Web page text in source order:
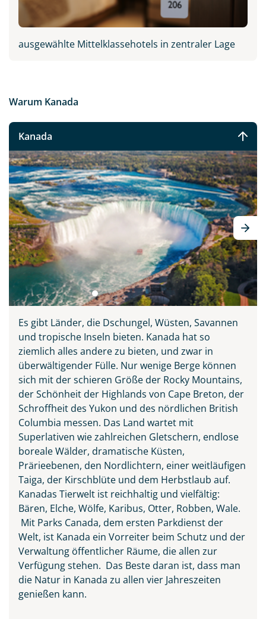
ausgewählte Mittelklassehotels in zentraler Lage
Warum Kanada
Kanada
Es gibt Länder, die Dschungel, Wüsten, Savannen
und tropische Inseln bieten. Kanada hat so
ziemlich alles andere zu bieten, und zwar in
überwältigender Fülle. Nur wenige Berge können
sich mit der schieren Größe der Rocky Mountains,
der Schönheit der Highlands von Cape Breton, der
Schroffheit des Yukon und des nördlichen British
Columbia messen. Das Land wartet mit
Superlativen wie zahlreichen Gletschern, endlose
boreale Wälder, dramatische Küsten,
Prärieebenen, den Nordlichtern, einer weitläufigen
Taiga, der Kirschblüte und dem Herbstlaub auf.
Kanadas Tierwelt ist reichhaltig und vielfältig:
Bären, Elche, Wölfe, Karibus, Otter, Robben, Wale.
Mit Parks Canada, dem ersten Parkdienst der
Welt, ist Kanada ein Vorreiter beim Schutz und der
Verwaltung öffentlicher Räume, die allen zur
Verfügung stehen. Das Beste daran ist, dass man
die Natur in Kanada zu allen vier Jahreszeiten
genießen kann.